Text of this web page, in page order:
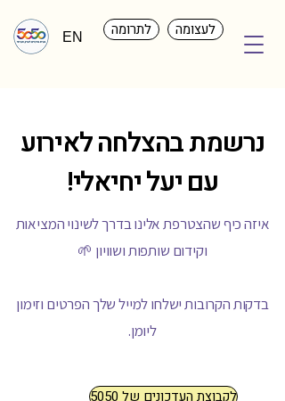
EN לתרומה לעצומה
נרשמת בהצלחה לאירוע
עם יעל יחיאלי!
איזה כיף שהצטרפת אלינו בדרך לשינוי המציאות
וקידום שותפות ושוויון 🌱
בדקות הקרובות ישלחו למייל שלך הפרטים וזימון
ליומן.
לקבוצת העדכונים של 5050